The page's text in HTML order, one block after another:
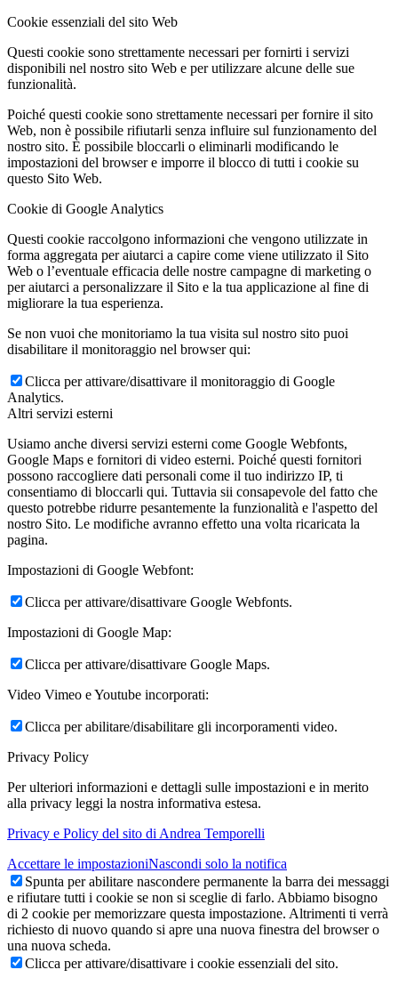
Cookie essenziali del sito Web
Questi cookie sono strettamente necessari per fornirti i servizi
disponibili nel nostro sito Web e per utilizzare alcune delle sue
funzionalità.
Poiché questi cookie sono strettamente necessari per fornire il sito
Web, non è possibile rifiutarli senza influire sul funzionamento del
nostro sito. È possibile bloccarli o eliminarli modificando le
impostazioni del browser e imporre il blocco di tutti i cookie su
questo Sito Web.
Cookie di Google Analytics
Questi cookie raccolgono informazioni che vengono utilizzate in
forma aggregata per aiutarci a capire come viene utilizzato il Sito
Web o l’eventuale efficacia delle nostre campagne di marketing o
per aiutarci a personalizzare il Sito e la tua applicazione al fine di
migliorare la tua esperienza.
Se non vuoi che monitoriamo la tua visita sul nostro sito puoi
disabilitare il monitoraggio nel browser qui:
Clicca per attivare/disattivare il monitoraggio di Google
Analytics.
Altri servizi esterni
Usiamo anche diversi servizi esterni come Google Webfonts,
Google Maps e fornitori di video esterni. Poiché questi fornitori
possono raccogliere dati personali come il tuo indirizzo IP, ti
consentiamo di bloccarli qui. Tuttavia sii consapevole del fatto che
questo potrebbe ridurre pesantemente la funzionalità e l'aspetto del
nostro Sito. Le modifiche avranno effetto una volta ricaricata la
pagina.
Impostazioni di Google Webfont:
Clicca per attivare/disattivare Google Webfonts.
Impostazioni di Google Map:
Clicca per attivare/disattivare Google Maps.
Video Vimeo e Youtube incorporati:
Clicca per abilitare/disabilitare gli incorporamenti video.
Privacy Policy
Per ulteriori informazioni e dettagli sulle impostazioni e in merito
alla privacy leggi la nostra informativa estesa.
Privacy e Policy del sito di Andrea Temporelli
Accettare le impostazioniNascondi solo la notifica
Spunta per abilitare nascondere permanente la barra dei messaggi
e rifiutare tutti i cookie se non si sceglie di farlo. Abbiamo bisogno
di 2 cookie per memorizzare questa impostazione. Altrimenti ti verrà
richiesto di nuovo quando si apre una nuova finestra del browser o
una nuova scheda.
Clicca per attivare/disattivare i cookie essenziali del sito.